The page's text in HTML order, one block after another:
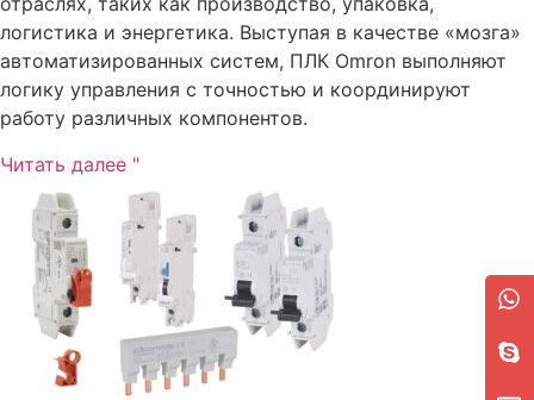
логистика и энергетика. Выступая в качестве «мозга»
автоматизированных систем, ПЛК Omron выполняют
логику управления с точностью и координируют
работу различных компонентов.
Читать далее "